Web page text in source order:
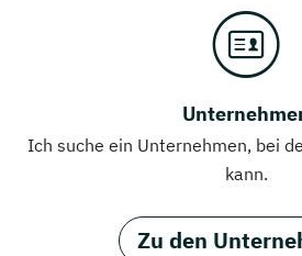
Ich suche ein Unternehmen, bei
kann.
Zu den